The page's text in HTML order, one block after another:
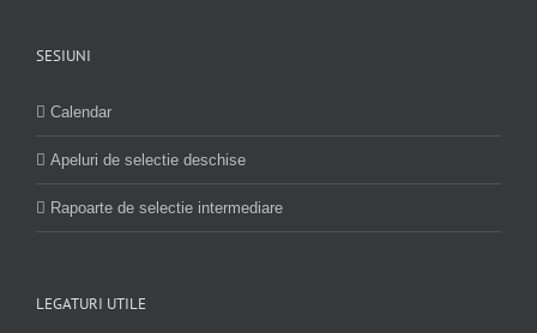
SESIUNI
Calendar
Apeluri de selectie deschise
Rapoarte de selectie intermediare
LEGATURI UTILE